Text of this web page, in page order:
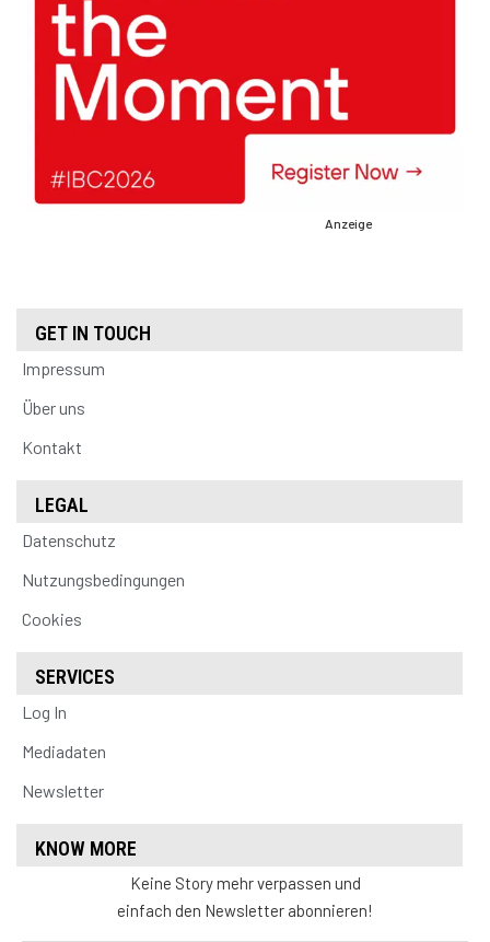
Anzeige
GET IN TOUCH
Impressum
Über uns
Kontakt
LEGAL
Datenschutz
Nutzungsbedingungen
Cookies
SERVICES
Log In
Mediadaten
Newsletter
KNOW MORE
Keine Story mehr verpassen und
einfach den Newsletter abonnieren!